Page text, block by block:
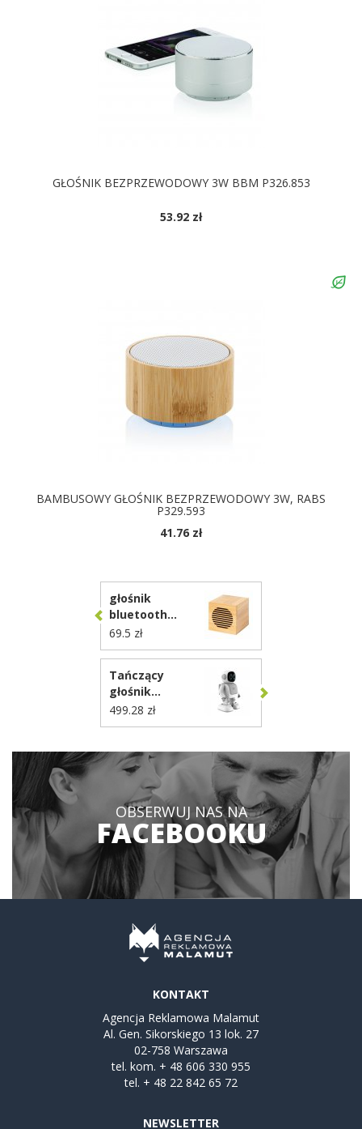
GŁOŚNIK BEZPRZEWODOWY 3W BBM P326.853
53.92 zł
BAMBUSOWY GŁOŚNIK BEZPRZEWODOWY 3W, RABS
P329.593
41.76 zł
głośnik
bluetooth
AP722098
69.5 zł
Tańczący
głośnik
bezprzewodowy
robot Robert
499.28 zł
OBSERWUJ NAS NA
FACEBOOKU
KONTAKT
Agencja Reklamowa Malamut
Al. Gen. Sikorskiego 13 lok. 27
02-758 Warszawa
tel. kom. + 48 606 330 955
tel. + 48 22 842 65 72
NEWSLETTER